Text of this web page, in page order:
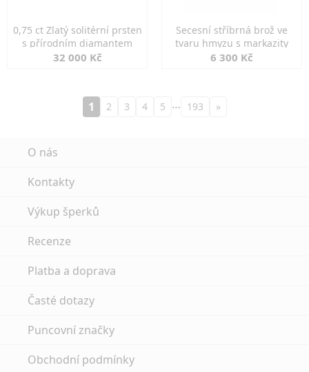
0,75 ct Zlatý solitérní prsten
s přírodním diamantem
32 000 Kč
Secesní stříbrná brož ve
tvaru hmyzu s markazity
6 300 Kč
1 2 3 4 5 … 193 »
O nás
Kontakty
Výkup šperků
Recenze
Platba a doprava
Časté dotazy
Puncovní značky
Obchodní podmínky